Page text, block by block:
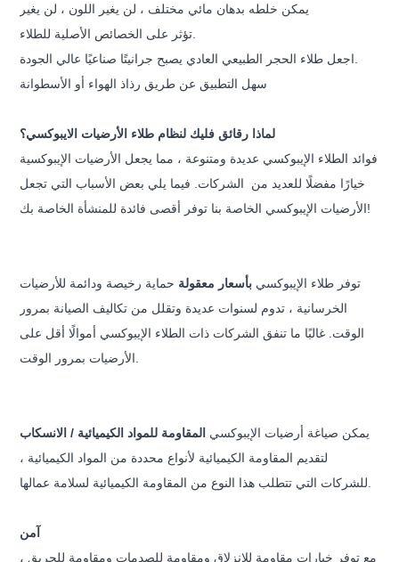
يمكن خلطه بدهان مائي مختلف ، لن يغير اللون ، لن يغير
سهل التطبيق عن طريق رذاذ الهواء أو الأسطوانة
لماذا رقائق فليك لنظام طلاء الأرضيات الايبوكسي؟
فوائد الطلاء الإيبوكسي عديدة ومتنوعة ، مما يجعل الأرضيات الإيبوكسية
خيارًا مفضلًا للعديد من
الشركات. فيما يلي بعض الأسباب التي تجعل
الأرضيات الإيبوكسي الخاصة بنا توفر أقصى فائدة للمنشأة الخاصة بك!
توفر طلاء الإيبوكسي بأسعار معقولة حماية رخيصة ودائمة للأرضيات
الخرسانية ، تدوم لسنوات عديدة وتقلل من تكاليف الصيانة بمرور
الوقت. غالبًا ما تنفق الشركات ذات الطلاء الإيبوكسي أموالًا أقل على
يمكن صياغة أرضيات الإيبوكسي المقاومة للمواد الكيميائية / الانسكاب
لتقديم المقاومة الكيميائية لأنواع محددة من المواد الكيميائية ،
للشركات
آمن
مع توفر خيارات مقاومة للانزلاق ومقاومة للصدمات ومقاومة للحريق ،